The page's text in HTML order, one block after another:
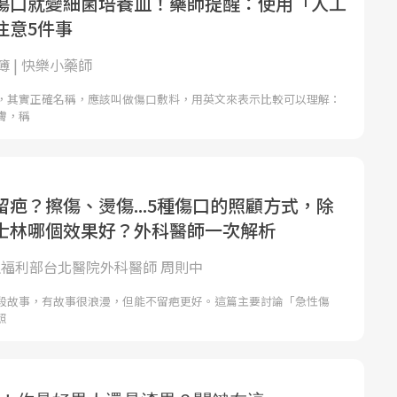
意5件事
| 快樂小藥師
其實正確名稱，應該叫做傷口敷料，用英文來表示比較可以理解：
，稱
疤？擦傷、燙傷...5種傷口的照顧方式，除
林哪個效果好？外科醫師一次解析
利部台北醫院外科醫師 周則中
故事，有故事很浪漫，但能不留疤更好。這篇主要討論「急性傷